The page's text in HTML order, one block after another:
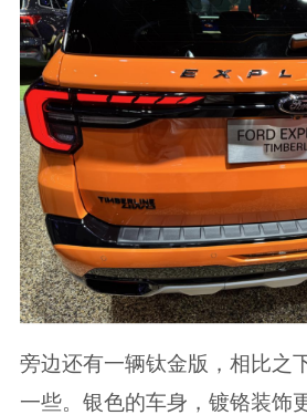
旁边还有一辆钛金版，相比之
一些。银色的车身，镀铬装饰